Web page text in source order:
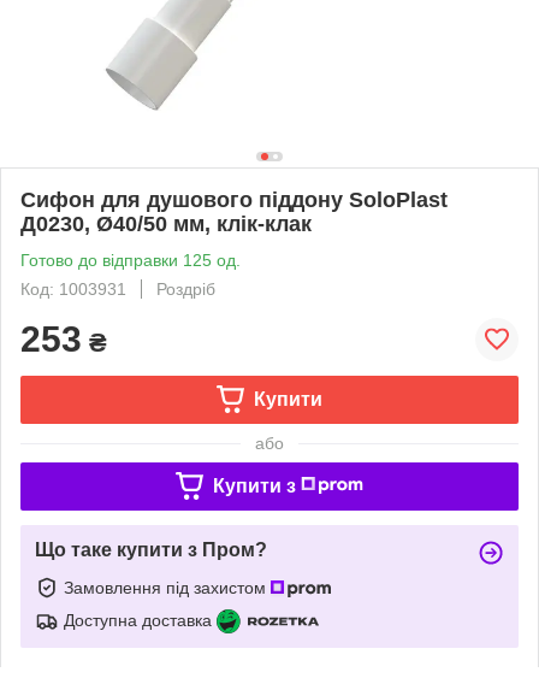
Сифон для душового піддону SoloPlast
Д0230, Ø40/50 мм, клік-клак
Готово до відправки 125 од.
Код: 1003931
Роздріб
253 ₴
Купити
або
Купити з
Що таке купити з Пром?
Замовлення під захистом
Доступна доставка